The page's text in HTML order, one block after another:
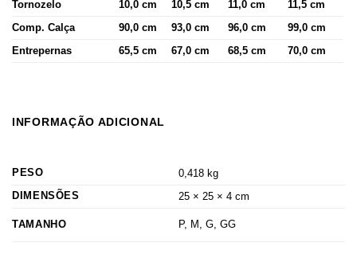
Tornozelo 10,0 cm 10,5 cm 11,0 cm 11,5 cm
Comp. Calça 90,0 cm 93,0 cm 96,0 cm 99,0 cm
Entrepernas 65,5 cm 67,0 cm 68,5 cm 70,0 cm
INFORMAÇÃO ADICIONAL
PESO
0,418 kg
DIMENSÕES
25 × 25 × 4 cm
TAMANHO P, M, G, GG